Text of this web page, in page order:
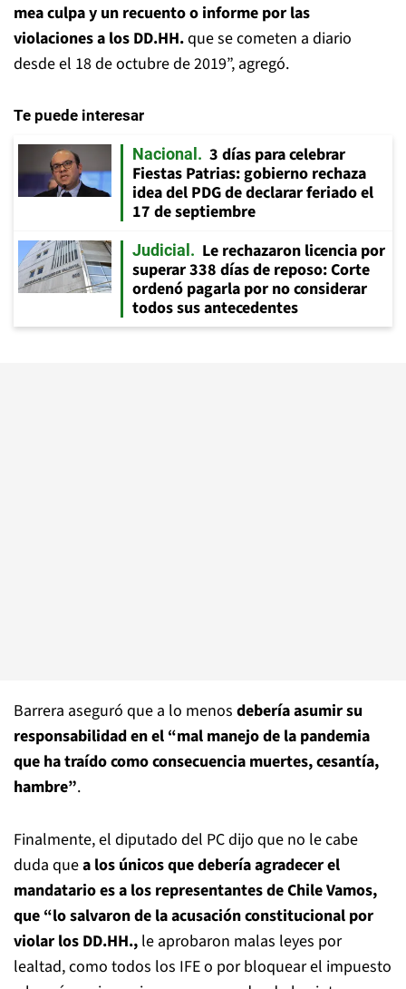
mea culpa y un recuento o informe por las
violaciones a los DD.HH.que se cometen a diario
desde el 18 de octubre de 2019”, agregó.
Te puede interesar
Nacional
3 días para celebrar
Fiestas Patrias: gobierno rechaza
idea del PDG de declarar feriado el
17 de septiembre
Judicial
Le rechazaron licencia por
superar 338 días de reposo: Corte
ordenó pagarla por no considerar
todos sus antecedentes
Barrera aseguró que a lo menos debería asumir su
responsabilidad en el “mal manejo de la pandemia
que ha traído como consecuencia muertes, cesantía,
hambre”.
Finalmente, el diputado del PC dijo que no le cabe
duda quea los únicos que debería agradecer el
mandatario es a los representantes de Chile Vamos,
que “lo salvaron de la acusación constitucional por
violar los DD.HH., le aprobaron malas leyes por
lealtad, como todos los IFE o por bloquear el impuesto